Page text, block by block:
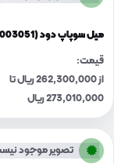
میل سوپاپ دود (2420003051)
قیمت:
از 262,300,000 ریال تا
273,010,000 ریال
تصویر موجود